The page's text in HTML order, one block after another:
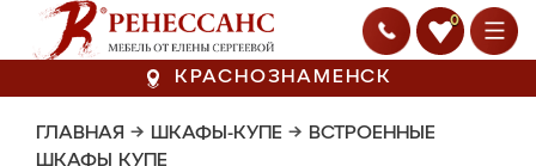
0
КРАСНОЗНАМЕНСК
ГЛАВНАЯ → ШКАФЫ-КУПЕ → ВСТРОЕННЫЕ
ШКАФЫ КУПЕ